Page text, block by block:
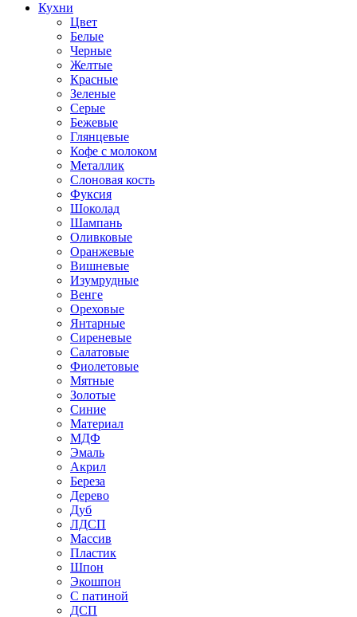
Кухни
Цвет
Белые
Черные
Желтые
Красные
Зеленые
Серые
Бежевые
Глянцевые
Кофе с молоком
Металлик
Слоновая кость
Фуксия
Шоколад
Шампань
Оливковые
Оранжевые
Вишневые
Изумрудные
Венге
Ореховые
Янтарные
Сиреневые
Салатовые
Фиолетовые
Мятные
Золотые
Синие
Материал
МДФ
Эмаль
Акрил
Береза
Дерево
Дуб
ЛДСП
Массив
Пластик
Шпон
Экошпон
С патиной
ДСП